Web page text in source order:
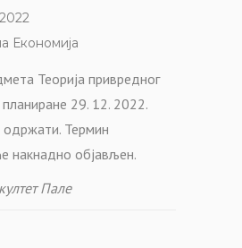
Економија
Теорија привредног
планиране 29. 12. 2022.
одржати. Термин
накнадно објављен.
Пале